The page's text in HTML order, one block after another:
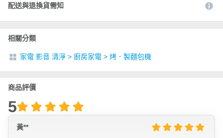
配送與退換貨需知
相關分類
家電 影音 清淨 > 廚房家電 > 烤．製麵包機
商品評價
5
黃**